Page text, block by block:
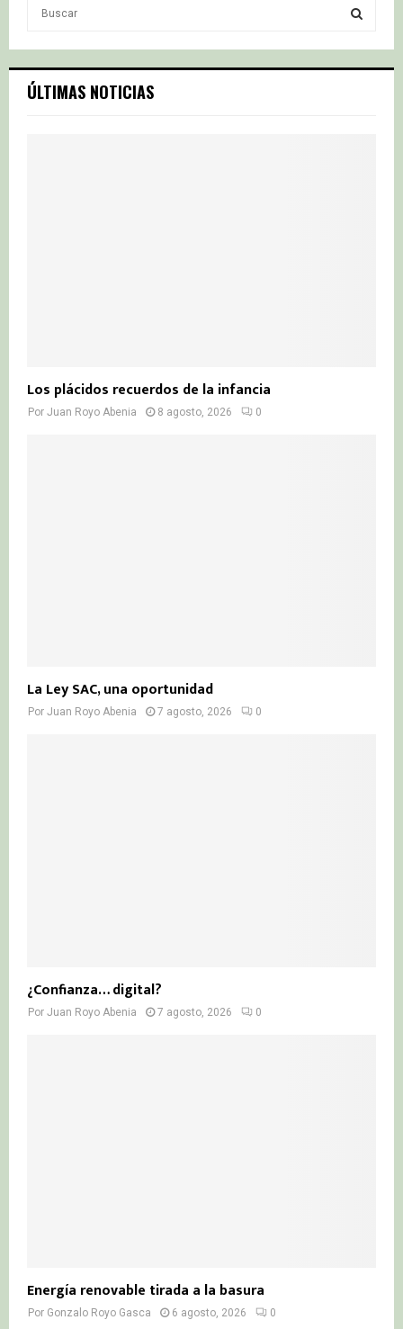
c
h
S
ÚLTIMAS NOTICIAS
Los plácidos recuerdos de la infancia
Por Juan Royo Abenia 8 agosto, 2026 0
La Ley SAC, una oportunidad
Por Juan Royo Abenia 7 agosto, 2026 0
¿Confianza… digital?
Por Juan Royo Abenia 7 agosto, 2026 0
Energía renovable tirada a la basura
Por Gonzalo Royo Gasca 6 agosto, 2026 0